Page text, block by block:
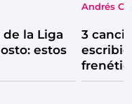
la Liga
estos
Andrés
3